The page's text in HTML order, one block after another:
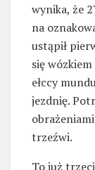
wynika, że
na
ustąpił
się
ełccy
jezdnię.
trzeźwi.
To już